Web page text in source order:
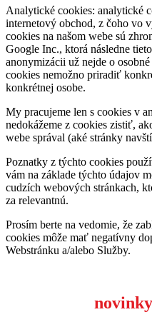
Analytické cookies: analytické
internetový obchod, z čoho vo
cookies na našom webe sú
Google Inc., ktorá následne
anonymizácii už nejde o
cookies nemožno priradiť
konkrétnej osobe.
My pracujeme len s cookies v
nedokážeme z cookies zistiť,
webe správal (aké stránky
Poznatky z týchto cookies
vám na základe týchto údajov
cudzích webových stránkach,
za relevantnú.
Prosím berte na vedomie, že
cookies môže mať negatívny
Webstránku a/alebo Služby.